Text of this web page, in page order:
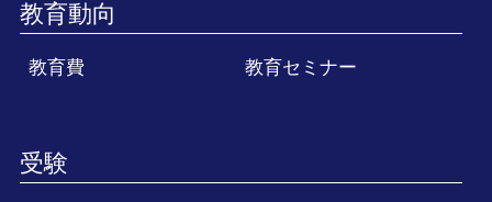
教育動向
教育費 教育セミナー
受験